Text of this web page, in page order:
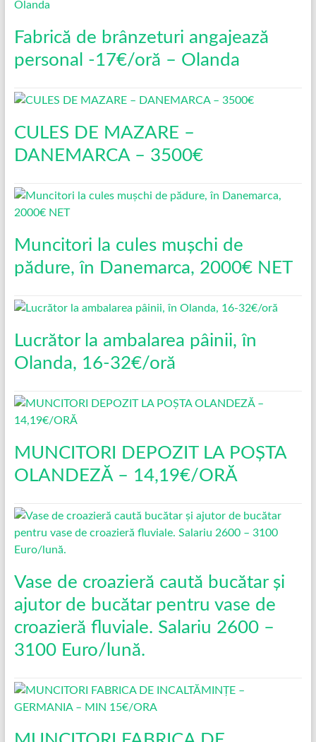
Fabrică de brânzeturi angajează
personal -17€/oră – Olanda
CULES DE MAZARE –
DANEMARCA – 3500€
Muncitori la cules mușchi de
pădure, în Danemarca, 2000€ NET
Lucrător la ambalarea pâinii, în
Olanda, 16-32€/oră
MUNCITORI DEPOZIT LA POȘTA
OLANDEZĂ – 14,19€/ORĂ
Vase de croazieră caută bucătar și
ajutor de bucătar pentru vase de
croazieră fluviale. Salariu 2600 –
3100 Euro/lună.